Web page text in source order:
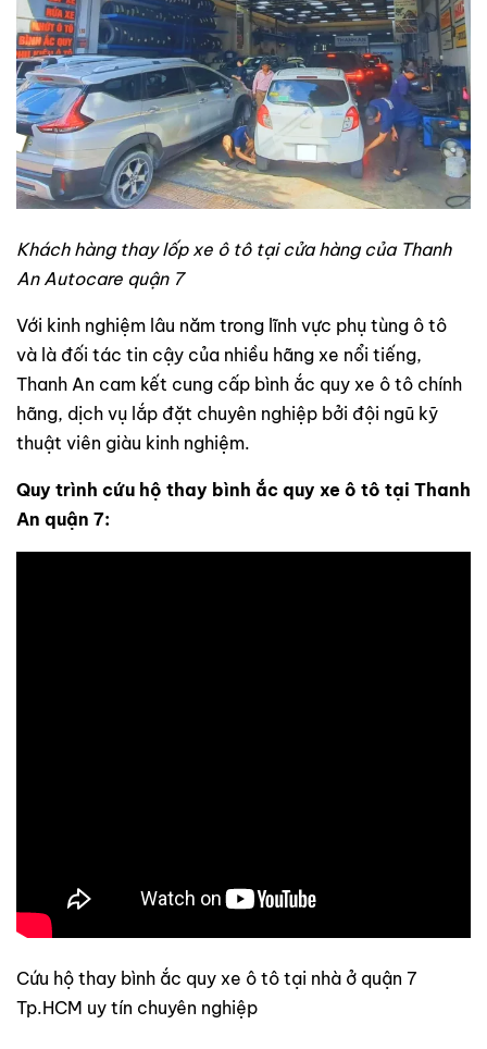
Khách hàng thay lốp xe ô tô tại cửa hàng của Thanh
An Autocare quận 7
Với kinh nghiệm lâu năm trong lĩnh vực phụ tùng ô tô
và là đối tác tin cậy của nhiều hãng xe nổi tiếng,
Thanh An cam kết cung cấp bình ắc quy xe ô tô chính
hãng, dịch vụ lắp đặt chuyên nghiệp bởi đội ngũ kỹ
thuật viên giàu kinh nghiệm.
Quy trình cứu hộ thay bình ắc quy xe ô tô tại Thanh
An quận 7:
Cứu hộ thay bình ắc quy xe ô tô tại nhà ở quận 7
Tp.HCM uy tín chuyên nghiệp